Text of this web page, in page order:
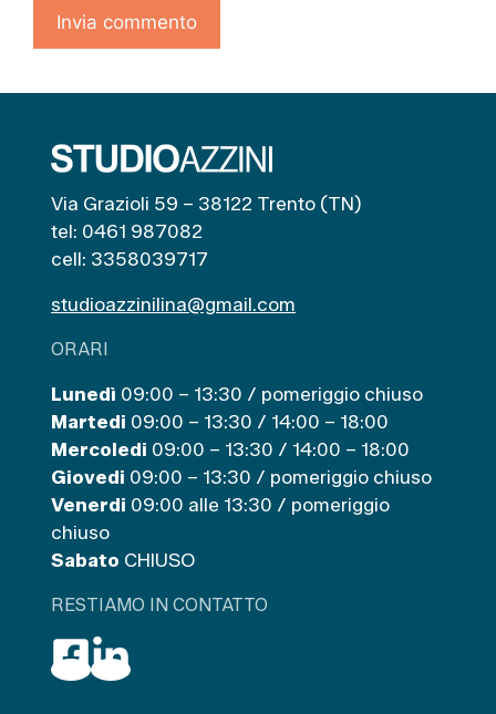
Via Grazioli 59 – 38122 Trento (TN)
tel: 0461 987082
cell: 3358039717
studioazzinilina@gmail.com
ORARI
Lunedì 09:00 – 13:30 / pomeriggio chiuso
Martedi 09:00 – 13:30 / 14:00 – 18:00
Mercoledi 09:00 – 13:30 / 14:00 – 18:00
Giovedi 09:00 – 13:30 / pomeriggio chiuso
Venerdi 09:00 alle 13:30 / pomeriggio
chiuso
Sabato CHIUSO
RESTIAMO IN CONTATTO